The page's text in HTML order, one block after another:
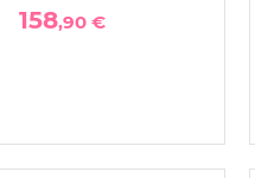
158,90 €